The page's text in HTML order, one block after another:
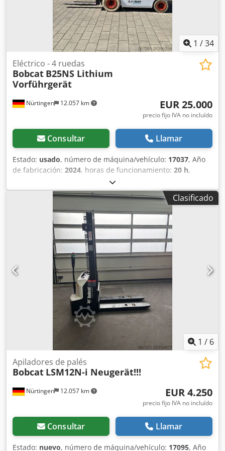
1 /34
Nürtingen 12.057 km
Eléctrico - 4 ruedas
Bobcat B25NS Lithium
Vorführgerät
EUR 25.000
precio fijo IVA no incluído
Consultar Llamar
Estado: usado, número de máquina/vehículo: 17037, Año
de fabricación: 2024, horas de funcionamiento: 20 h,
2.500 kg, altura de elevación:
mm, ascensor libre:1.700 mm, centro de carga:500 mm,
eléctrico, tipo de mástil:triple, altura
de construcción:2.180 mm, voltaje de la batería:
longitud de la horquilla:1.200 mm, tamaño del neumático
23X9-10 , tamaño del neumático trasero:
3.552 kg, 5141046 Número de serie: FBA47-
4880-01823 Chjdpfxjy Hau Ie Ailoa Especificaciones de la
batería: 48 V, 600 Ah, de litio.
Clasificado
1 / 6
Nürtingen 12.057 km
Apiladores de palés
Bobcat LSM12N-i Neugerät!!!
EUR 4.250
precio fijo IVA no incluído
Consultar Llamar
Estado: nuevo, número de máquina/vehículo: 17095, Año